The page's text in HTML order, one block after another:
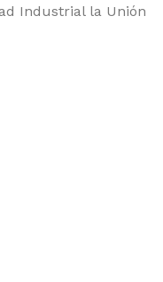
Industrial la Unión